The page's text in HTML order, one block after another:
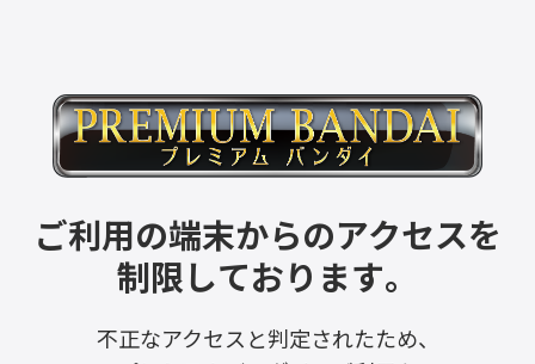
ご利用の端末からのアクセスを
制限しております。
不正なアクセスと判定されたため、